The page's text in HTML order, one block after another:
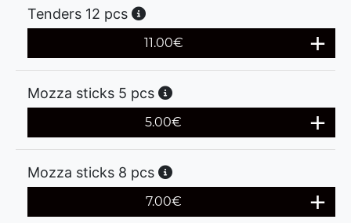
Tenders 12 pcs
11.00€
Mozza sticks 5 pcs
5.00€
Mozza sticks 8 pcs
7.00€